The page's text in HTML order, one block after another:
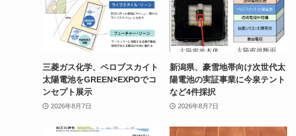
三菱ガス化学、ペロブスカイト
太陽電池をGREEN×EXPOでコ
ンセプト展示
2026年8月7日
新潟県、豪雪地帯向け次世代太
陽電池の実証事業に今泉テント
など4件採択
2026年8月7日